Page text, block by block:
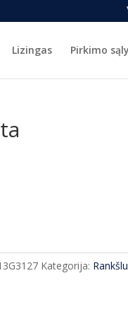
Lizingas Pirkimo
Kategorija: